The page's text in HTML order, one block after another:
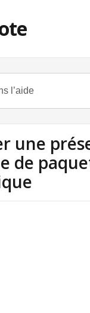
une
de